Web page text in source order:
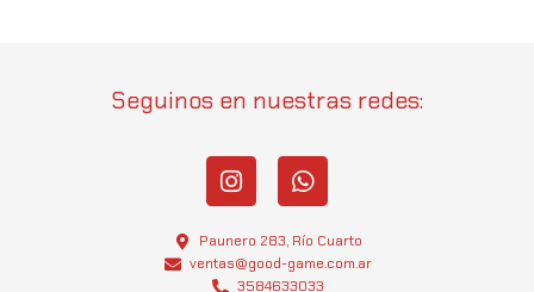
Seguinos en nuestras redes:
I
n
t
a
W
h
t
s
Paunero 283, Río Cuarto
ventas@good-game.com.ar
3584633033